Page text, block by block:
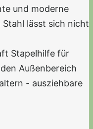
und moderne
lässt sich nicht
Stapelhilfe für
Außenbereich
- ausziehbare